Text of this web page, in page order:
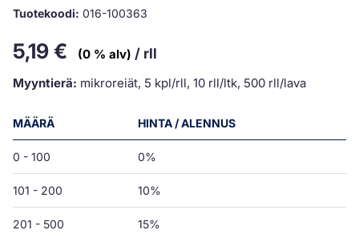
Tuotekoodi: 016-100363
5,19€ (0 % alv) / rll
Myyntierä: mikroreiät, 5 kpl/rll, 10 rll/ltk, 500 rll/lava
MÄÄRÄ HINTA / ALENNUS
0 - 100 0%
101 - 200 10%
201 - 500 15%